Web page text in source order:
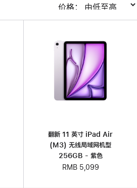
翻新 11 英寸 iPad Air
(M3) 无线局域网机型
256GB - 紫色
RMB 5,099